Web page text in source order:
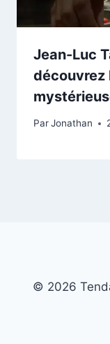
Jean-Luc
découvrez
ParJonathan
© 2026